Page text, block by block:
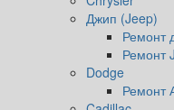
Джип (Jeep)
Ремонт
Ремонт
Dodge
Ремонт